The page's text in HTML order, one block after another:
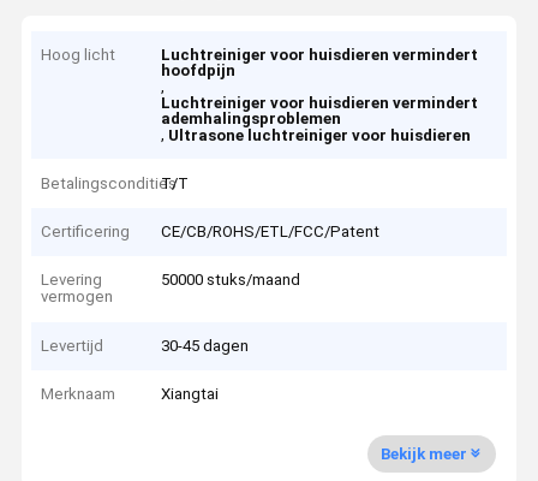
Hoog licht
Luchtreiniger voor huisdieren vermindert
hoofdpijn
,
Luchtreiniger voor huisdieren vermindert
ademhalingsproblemen
, Ultrasone luchtreiniger voor huisdieren
Betalingscondities
T/T
Certificering CE/CB/ROHS/ETL/FCC/Patent
Levering
vermogen
50000 stuks/maand
Levertijd 30-45 dagen
Merknaam Xiangtai
Bekijk meer